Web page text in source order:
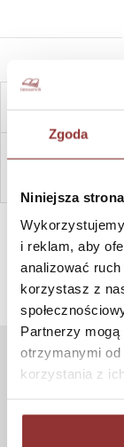
Zgoda
Niniejsza
i reklam, aby
analizować
korzystasz z
Partnerzy mogą
otrzymanymi
korzystania z
SZYBKI KONTAKT
381 865